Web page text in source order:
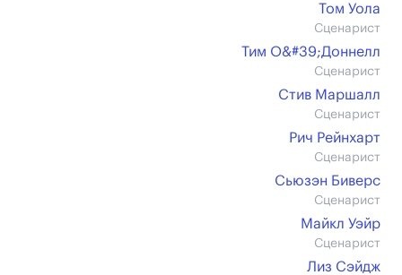
Том Уола
Сценарист
Тим О&#39;Доннелл
Сценарист
Стив Маршалл
Сценарист
Рич Рейнхарт
Сценарист
Сьюзэн Биверс
Сценарист
Майкл Уэйр
Сценарист
Лиз Сэйдж